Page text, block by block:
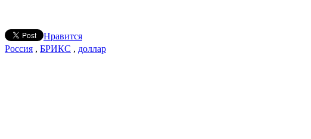
Нравится
Россия , БРИКС , доллар